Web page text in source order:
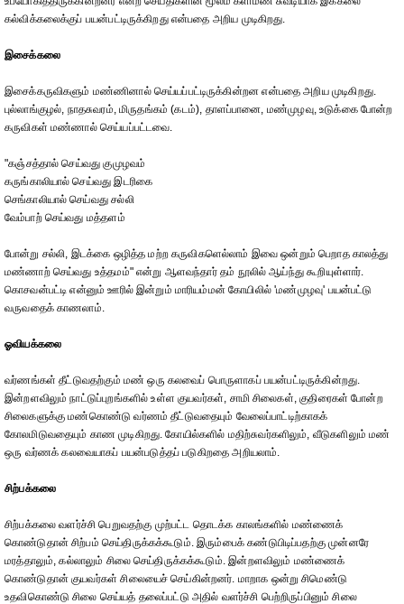
கல்விக்கலைக்குப் பயன்பட்டிருக்கிறது என்பதை அறிய முடிகிறது.
இசைக்கலை
இசைக்கருவிகளும் மண்ணினால் செய்யப்பட்டிருக்கின்றன என்பதை அறிய முடிகிறது.
புல்லாங்குழல், நாதசுவரம், மிருதங்கம் (கடம்), தாளப்பானை, மண்முழவு, உடுக்கை போன்ற
கருவிகள் மண்ணால் செய்யப்பட்டவை.
"கஞ்சத்தால் செய்வது குமுழவம்
கருங்காலியால் செய்வது இடரிகை
செங்காலியால் செய்வது சல்லி
வேம்பாற் செய்வது மத்தளம்
போன்று சல்லி, இடக்கை ஒழித்த மற்ற கருவிகளெல்லாம் இவை ஒன்றும் பெறாத காலத்து
மண்ணாற் செய்வது உத்தமம்" என்று ஆளவந்தார் தம் நூலில் ஆய்ந்து கூறியுள்ளார்.
கொசவன்பட்டி என்னும் ஊரில் இன்றும் மாரியம்மன் கோயிலில் 'மண்முழவு' பயன்பட்டு
வருவதைக் காணலாம்.
ஓவியக்கலை
வர்ணங்கள் தீட்டுவதற்கும் மண் ஒரு கலவைப் பொருளாகப் பயன்பட்டிருக்கின்றது.
இன்றளவிலும் நாட்டுப்புறங்களில் உள்ள குயவர்கள், சாமி சிலைகள், குதிரைகள் போன்ற
சிலைகளுக்கு மண்கொண்டு வர்ணம் தீட்டுவதையும் வேலைப்பாட்டிற்காகக்
கோலமிடுவதையும் காண முடிகிறது. கோயில்களில் மதிற்சுவர்களிலும், வீடுகளிலும் மண்
ஒரு வர்ணக் கலவையாகப் பயன்படுத்தப் படுகிறதை அறியலாம்.
சிற்பக்கலை
சிற்பக்கலை வளர்ச்சி பெறுவதற்கு முற்பட்ட தொடக்க காலங்களில் மண்ணைக்
கொண்டுதான் சிற்பம் செய்திருக்கக்கூடும். இரும்பைக் கண்டுபிடிப்பதற்கு முன்னரே
மரத்தாலும், கல்லாலும் சிலை செய்திருக்கக்கூடும். இன்றளவிலும் மண்ணைக்
கொண்டுதான் குயவர்கள் சிலையைச் செய்கின்றனர். மாறாக ஒன்று சிமெண்டு
உதவிகொண்டு சிலை செய்யத் தலைப்பட்டு அதில் வளர்ச்சி பெற்றிருப்பினும் சிலை